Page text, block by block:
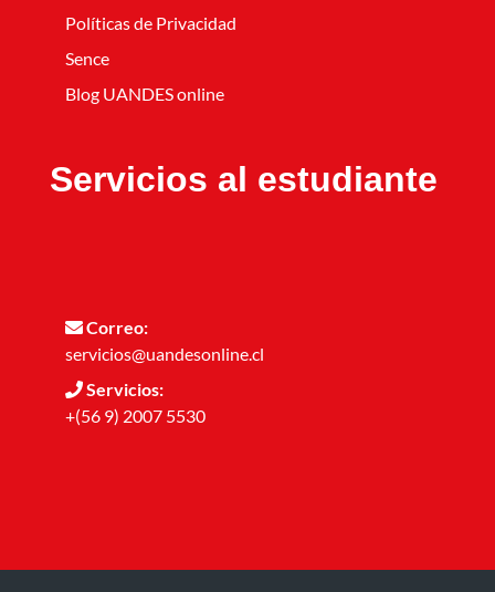
Políticas de Privacidad
Sence
Blog UANDES online
Servicios al estudiante
Correo:
servicios@uandesonline.cl
Servicios:
+(56 9) 2007 5530